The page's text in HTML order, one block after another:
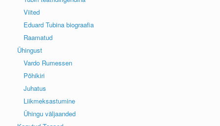
Viited
Eduard Tubina biograafia
Raamatud
Ühingust
Vardo Rumessen
Põhikiri
Juhatus
Liikmeksastumine
Ühingu väljaanded